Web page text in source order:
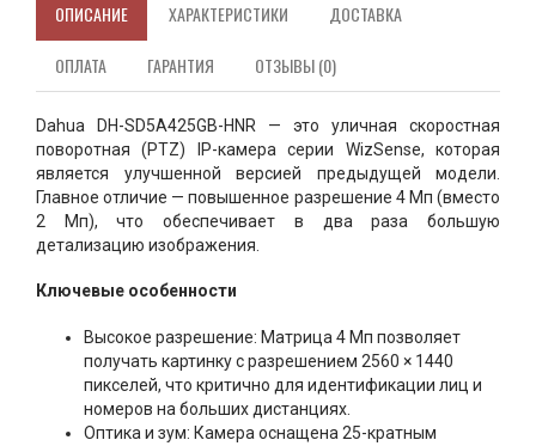
ОПИСАНИЕ ХАРАКТЕРИСТИКИ ДОСТАВКА
ОПЛАТА ГАРАНТИЯ ОТЗЫВЫ (0)
Dahua DH-SD5A425GB-HNR — это уличная скоростная
поворотная (PTZ) IP-камера серии WizSense, которая
является улучшенной версией предыдущей модели.
Главное отличие — повышенное разрешение 4 Мп (вместо
2 Мп), что обеспечивает в два раза большую
детализацию изображения.
Ключевые особенности
Высокое разрешение: Матрица 4 Мп позволяет
получать картинку с разрешением 2560 × 1440
пикселей, что критично для идентификации лиц и
номеров на больших дистанциях.
Оптика и зум: Камера оснащена 25-кратным